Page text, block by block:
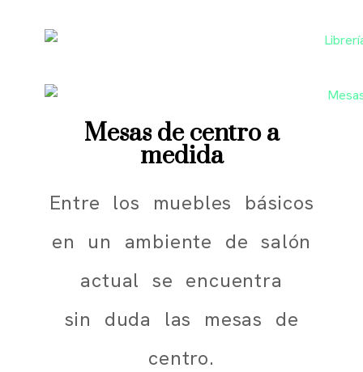
Mesas de centro a
medida
Entre los muebles básicos
en un ambiente de salón
actual se encuentra
sin duda las mesas de
centro.